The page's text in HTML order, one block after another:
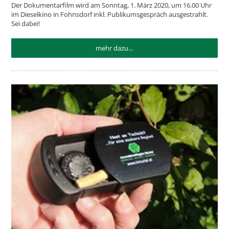
Der Dokumentarfilm wird am Sonntag, 1. März 2020, um 16.00 Uhr
im Dieselkino in Fohnsdorf inkl. Publikumsgespräch ausgestrahlt.
Sei dabei!
mehr dazu...